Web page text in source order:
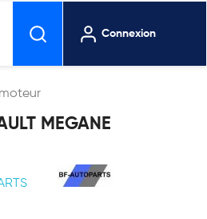
Connexion
MEGANE